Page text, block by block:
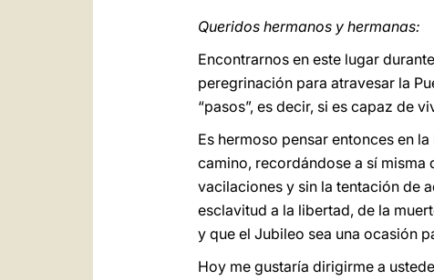
Queridos hermanos y hermanas:
Encontrarnos en este lugar
peregrinación para atravesar la
“pasos”, es decir, si es capaz de
Es hermoso pensar entonces en
camino, recordándose a sí misma
vacilaciones y sin la tentación de
esclavitud a la libertad, de la
y que el Jubileo sea una ocasión
Hoy me gustaría dirigirme a